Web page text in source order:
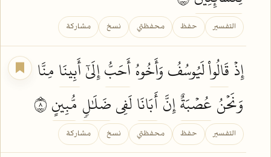
التفسير حفظ محفظتي نسخ مشاركة
إِذۡقَالُواْلَيُوسُفُ وَأَخُوهُأَحَبُّإِلَىٰٓأَبِينَا مِنَّا
وَنَحۡنُعُصۡبَةٌإِنَّأَبَانَالَفِيضَلَٰلٖ مُّبِينٍ
التفسير حفظ محفظتي نسخ مشاركة